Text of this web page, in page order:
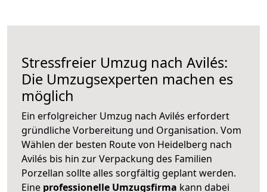
Stressfreier Umzug nach Avilés:
Die Umzugsexperten machen es
möglich
Ein erfolgreicher Umzug nach Avilés erfordert
gründliche Vorbereitung und Organisation. Vom
Wählen der besten Route von Heidelberg nach
Avilés bis hin zur Verpackung des Familien
Porzellan sollte alles sorgfältig geplant werden.
Eine professionelle Umzugsfirma kann dabei